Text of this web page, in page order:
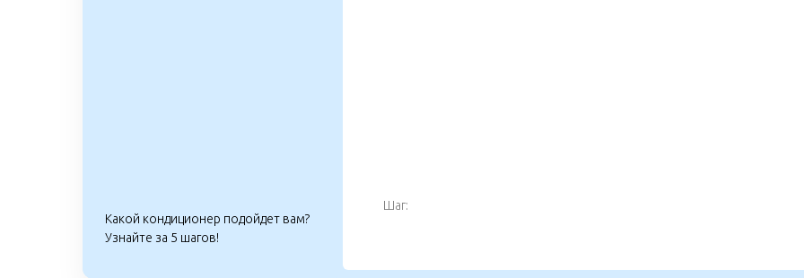
Какой кондиционер подойдет вам?
Узнайте за 5 шагов!
Шаг: